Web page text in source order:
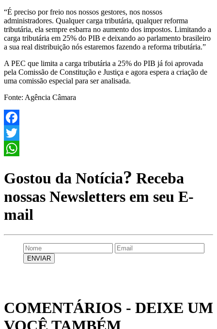
“É preciso por freio nos nossos gestores, nos nossos
administradores. Qualquer carga tributária, qualquer reforma
tributária, ela sempre esbarra no aumento dos impostos. Limitando a
carga tributária em 25% do PIB e deixando ao parlamento brasileiro
a sua real distribuição nós estaremos fazendo a reforma tributária.”
A PEC que limita a carga tributária a 25% do PIB já foi aprovada
pela Comissão de Constitução e Justiça e agora espera a criação de
uma comissão especial para ser analisada.
Fonte: Agência Câmara
Facebook
Twitter
Gostou da Notícia? Receba
nossas Newsletters em seu E-
mail
COMENTÁRIOS - DEIXE UM